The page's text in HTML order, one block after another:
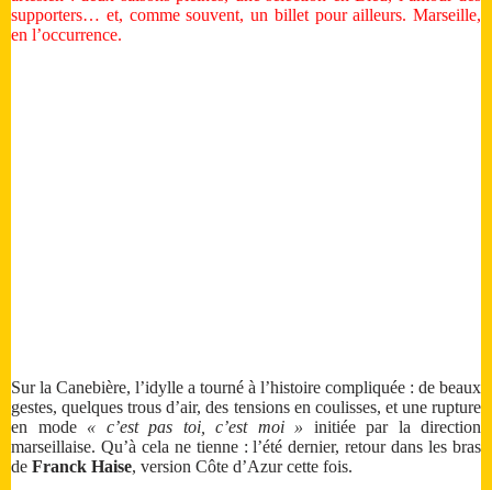
supporters… et, comme souvent, un billet pour ailleurs. Marseille,
en l’occurrence.
Sur la Canebière, l’idylle a tourné à l’histoire compliquée : de beaux
gestes, quelques trous d’air, des tensions en coulisses, et une rupture
en mode « c’est pas toi, c’est moi » initiée par la direction
marseillaise. Qu’à cela ne tienne : l’été dernier, retour dans les bras
de Franck Haise, version Côte d’Azur cette fois.